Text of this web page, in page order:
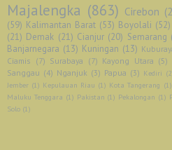
Majalengka (863) Cirebon
(59) Kalimantan Barat (53) Boyolali (52)
(21) Demak (21) Cianjur (20) Semarang
Banjarnegara (13) Kuningan (13)
Ciamis (7) Surabaya (7) Kayong Utara (5)
Sanggau (4) Nganjuk (3) Papua (3) Kediri
Jember (1) Kepulauan Riau (1) Kota Tangerang (1)
Maluku Tenggara (1) Pakistan (1) Pekalongan (1)
Solo (1)